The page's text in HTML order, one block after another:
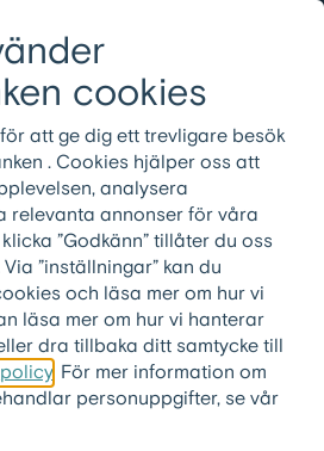
cookies
att ge dig ett trevligare besök
. Cookies hjälper oss att
analysera
relevanta annonser för våra
”Godkänn” tillåter du oss
”inställningar” kan du
och läsa mer om hur vi
läsa mer om hur vi hanterar
dra tillbaka ditt samtycke till
. För mer information om
personuppgifter, se vår
08-501 01 200